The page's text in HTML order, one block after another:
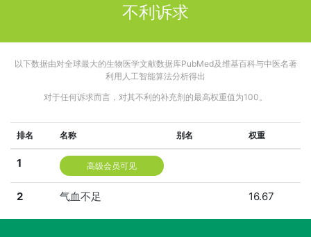
不利诉求
以下数据由对全球最大的生物医学文献数据库PubMed及维基百科与中医名著
利用人工智能算法分析得出
对于任何诉求而言，对其不利的补充剂的最高权重值为100。
排名 名称 别名 权重
1 高级会员可见
2 气血不足 16.67